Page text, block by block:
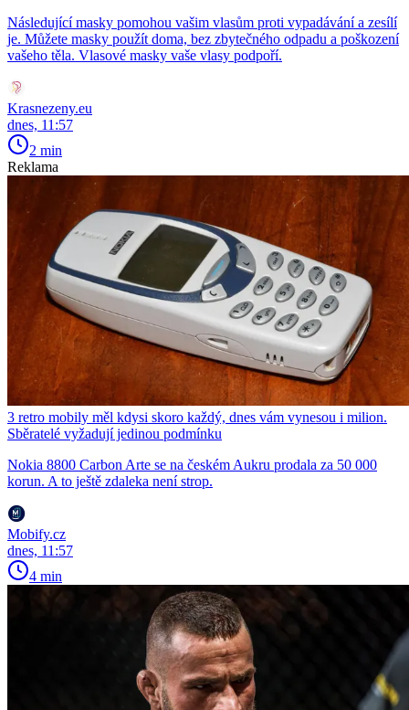
Následující masky pomohou vašim vlasům proti vypadávání a zesílí
je. Můžete masky použít doma, bez zbytečného odpadu a poškození
vašeho těla. Vlasové masky vaše vlasy podpoří.
Krasnezeny.eu
dnes, 11:57
2 min
Reklama
3 retro mobily měl kdysi skoro každý, dnes vám vynesou i milion.
Sběratelé vyžadují jedinou podmínku
Nokia 8800 Carbon Arte se na českém Aukru prodala za 50 000
korun. A to ještě zdaleka není strop.
Mobify.cz
dnes, 11:57
4 min